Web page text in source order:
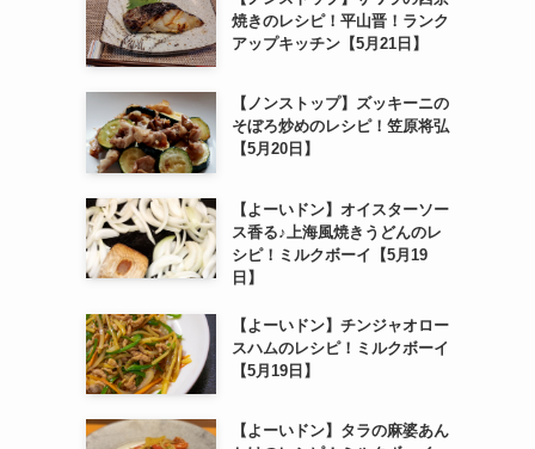
焼きのレシピ！平山晋！ランク
アップキッチン【5月21日】
【ノンストップ】ズッキーニの
そぼろ炒めのレシピ！笠原将弘
【5月20日】
【よーいドン】オイスターソー
ス香る♪上海風焼きうどんのレ
シピ！ミルクボーイ【5月19
日】
【よーいドン】チンジャオロー
スハムのレシピ！ミルクボーイ
【5月19日】
【よーいドン】タラの麻婆あん